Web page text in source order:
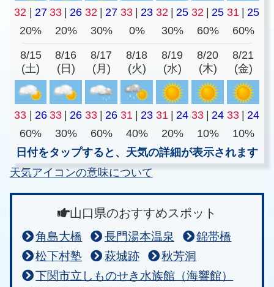
32 27 33 26 32 27 33 23 32 25 32 25 31
25
20%
20% 30% 0% 30% 60% 60%
8/15
(土)
8/16
(日)
8/17
(月)
8/18
(火)
8/19
(水)
8/20
(木)
8/21
(金)
33 26 33 26 33 26 31 23 31 24 33 24 33
24
60%
30% 60% 40% 20% 10%
10%
日付をタップすると、天気の詳細が表示されます
天気アイコンの意味について
山口県のおすすめスポット
角島大橋 長門湯本温泉
錦帯橋
松下村塾
萩城跡
秋芳洞
下関市立しものせき水族館（海響館）